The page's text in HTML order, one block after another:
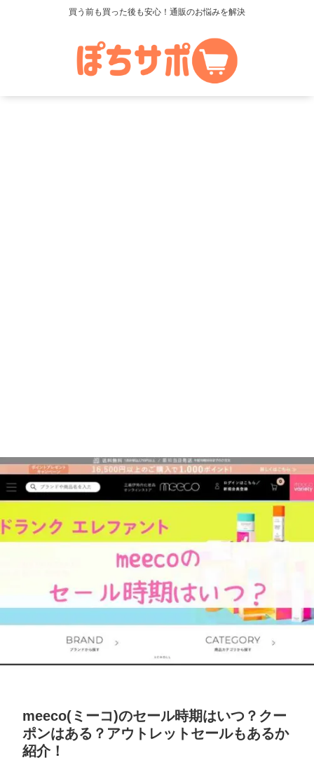
買う前も買った後も安心！通販のお悩みを解決
meeco(ミーコ)のセール時期はいつ？クー
ポンはある？アウトレットセールもあるか
紹介！